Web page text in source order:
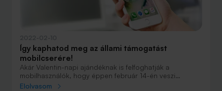
Így kaphatod meg az állami támogatást
mobilcserére!
Akár Valentin-napi ajándéknak is felfoghatják a
mobilhasználók, hogy éppen február 14-én veszi
kezdetét a támogatott készülékcsere program, amihez
Elolvasom